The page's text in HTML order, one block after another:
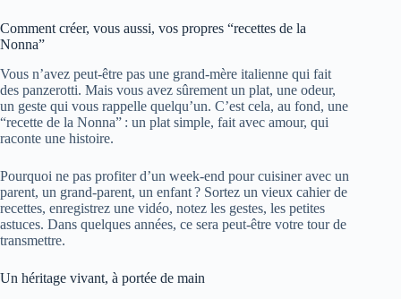
Comment créer, vous aussi, vos propres “recettes de la
Nonna”
Vous n’avez peut-être pas une grand-mère italienne qui fait
des panzerotti. Mais vous avez sûrement un plat, une odeur,
un geste qui vous rappelle quelqu’un. C’est cela, au fond, une
“recette de la Nonna” : un plat simple, fait avec amour, qui
raconte une histoire.
Pourquoi ne pas profiter d’un week-end pour cuisiner avec un
parent, un grand-parent, un enfant ? Sortez un vieux cahier de
recettes, enregistrez une vidéo, notez les gestes, les petites
astuces. Dans quelques années, ce sera peut-être votre tour de
transmettre.
Un héritage vivant, à portée de main